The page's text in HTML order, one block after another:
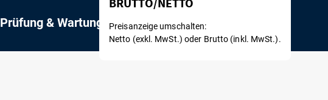
Prüfung & Wartung Mietservice
BRUTTO/NETTO
Preisanzeige umschalten:
Netto (exkl. MwSt.) oder Brutto (inkl. MwSt.).